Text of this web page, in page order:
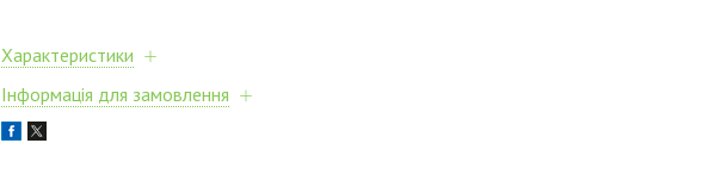
Характеристики
Інформація для замовлення